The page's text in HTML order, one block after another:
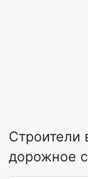
дорожное